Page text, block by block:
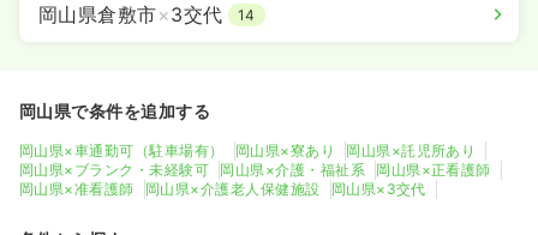
岡山県倉敷市×3交代 14
岡山県で条件を追加する
岡山県×車通勤可（駐車場有） 岡山県×寮あり
岡山県×託児所あり
岡山県×ブランク・未経験可
岡山県×介護・福祉系
岡山県×正看護師
岡山県×准看護師
岡山県×介護老人保健施設 岡山県×3交代